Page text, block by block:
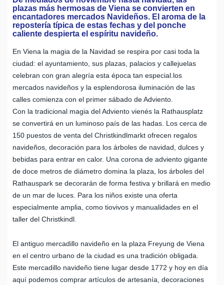
plazas más hermosas de Viena se convierten en
encantadores mercados Navideños. El aroma de la
repostería típica de estas fechas y del ponche
caliente despierta el espíritu navideño.
En Viena la magia de la Navidad se respira por casi toda la
ciudad: el ayuntamiento, sus plazas, palacios y callejuelas
celebran con gran alegría esta época tan especial.los
mercados navideños y la esplendorosa iluminación de las
calles comienza con el primer sábado de Adviento.
Con la tradicional magia del Adviento vienés la Rathausplatz
se convertirá en un luminoso país de las hadas. Los cerca de
150 puestos de venta del Christkindlmarkt ofrecen regalos
navideños, decoración para los árboles de navidad, dulces y
bebidas para entrar en calor. Una corona de adviento gigante
de doce metros de diámetro domina la plaza, los árboles del
Rathauspark se decorarán de forma festiva y brillará en medio
de un mar de luces. Para los niños existe una oferta
especialmente amplia, como tiovivos y manualidades en el
taller del Christkindl.
El antiguo mercadillo navideño en la plaza Freyung de Viena
en el centro urbano de la ciudad es una tradición obligada.
Este mercadillo navideño tiene lugar desde 1772 y hoy en día
aquí podemos comprar artículos de artesanía, decoraciones